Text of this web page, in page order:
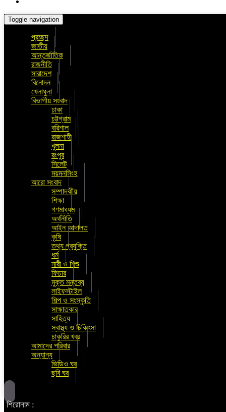
Toggle navigation
প্রচ্ছদ
জাতীয়
আন্তর্জাতিক
রাজনীতি
সারাদেশ
বিনোদন
খেলাধুলা
বিভাগীয় সংবাদ
ঢাকা
চট্টগ্রাম
বরিশাল
রাজশাহী
খুলনা
রংপুর
সিলেট
ময়মনসিংহ
আরো সংবাদ
সম্পাদকীয়
শিক্ষা
গণমাধ্যম
অর্থনীতি
আইন আদালত
কৃষি
তথ্য প্রযুক্তি
ধর্ম
নারী ও শিশু
ফিচার
মুক্ত মন্তব্য
লাইফস্টাইল
শিল্প ও সংস্কৃতি
সাক্ষাতকার
সাহিত্য
স্বাস্থ্য ও চিকিৎসা
চাকুরির খবর
আমাদের পরিবার
অন্যান্য
ভিডিও ঘর
ছবি ঘর
শিরোনাম :